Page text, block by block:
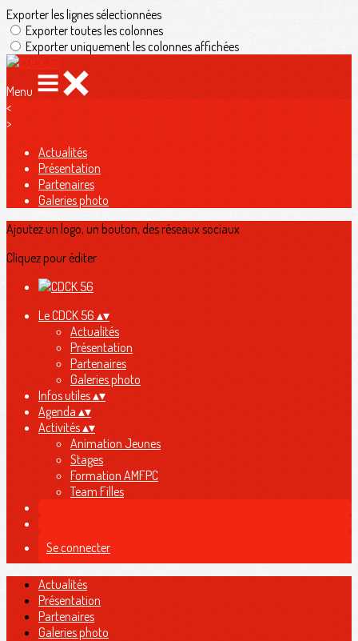
Exporter les lignes sélectionnées
Exporter toutes les colonnes
Exporter uniquement les colonnes affichées
Menu
<
>
Actualités
Présentation
Partenaires
Galeries photo
Ajoutez un logo, un bouton, des réseaux sociaux
Cliquez pour éditer
Le CDCK 56 ▴▾
Actualités
Présentation
Partenaires
Galeries photo
Infos utiles▴▾
Agenda ▴▾
Activités▴▾
Animation Jeunes
Stages
Formation AMFPC
Team Filles
Se connecter
Actualités
Présentation
Partenaires
Galeries photo